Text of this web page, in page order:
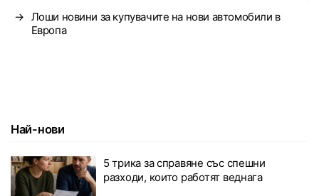
→ Лоши новини за купувачите на нови автомобили в
Европа
Най-нови
5 трика за справяне със спешни
разходи, които работят веднага